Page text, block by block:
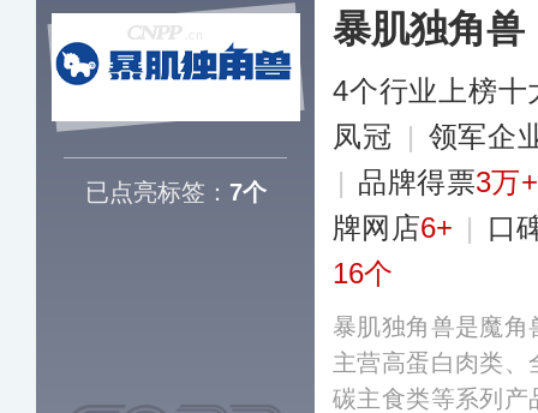
已点亮标签： 7个
暴肌独角兽
4个行业上榜十
凤冠 | 领军企
| 品牌得票3万+
牌网店6+ | 口
16个
暴肌独角兽是魔
主营高蛋白肉类
碳主食类等系列产